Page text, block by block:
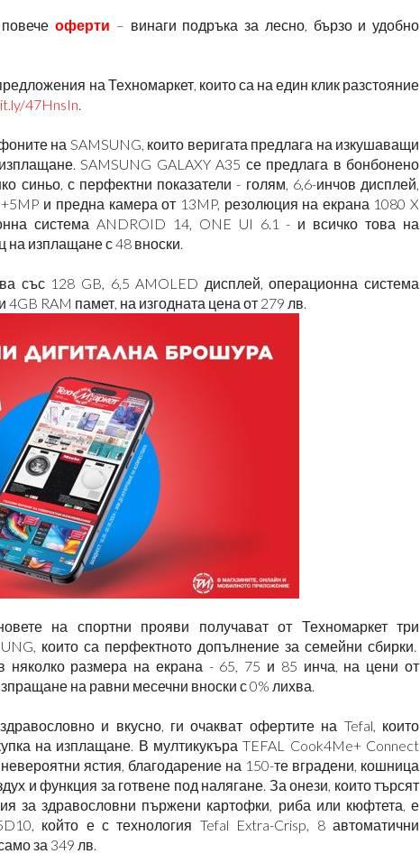
оферти – винаги подръка за лесно, бързо и удобно
на Техномаркет, които са на един клик разстояние
47HnsIn.
на SAMSUNG, които веригата предлага на изкушаващи
SAMSUNG GALAXY A35 се предлага в бонбонено
синьо, с перфектни показатели - голям, 6,6-инчов дисплей,
и предна камера от 13MP, резолюция на екрана 1080 X
система ANDROID 14, ONE UI 6.1 - и всичко това на
на изплащане с 48 вноски.
със 128 GB, 6,5 AMOLED дисплей, операционна система
RAM памет, на изгодната цена от 279 лв.
на спортни прояви получават от Техномаркет три
които са перфектното допълнение за семейни сбирки.
няколко размера на екрана - 65, 75 и 85 инча, на цени от
на равни месечни вноски с 0% лихва.
и вкусно, ги очакват офертите на Tefal, които
на изплащане. В мултикукъра TEFAL Cook4Me+ Connect
ястия, благодарение на 150-те вградени, кошница
и функция за готвене под налягане. За онези, които търсят
за здравословни пържени картофки, риба или кюфтета, е
който е с технология Tefal Extra-Crisp, 8 автоматични
за 349 лв.